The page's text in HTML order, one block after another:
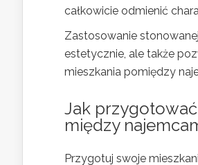
całkowicie odmienić
Zastosowanie
estetycznie, ale także
mieszkania pomiędzy
Jak
między
Przygotuj swoje